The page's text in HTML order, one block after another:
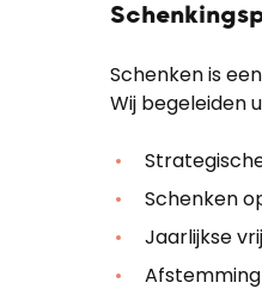
Schenken is
Wij begeleiden
Schenken
Jaarlijkse